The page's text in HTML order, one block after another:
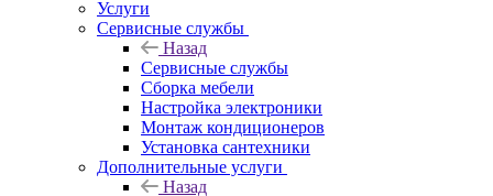
Услуги
Сервисные службы
Назад
Сервисные службы
Сборка мебели
Настройка электроники
Монтаж кондиционеров
Установка сантехники
Дополнительные услуги
Назад